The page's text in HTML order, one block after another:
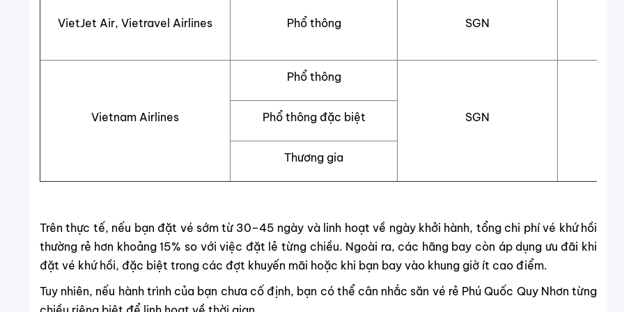
VietJet Air, Vietravel Airlines Phổ thông SGN
Vietnam Airlines
Phổ thông
SGN
Phổ thông đặc biệt
Thương gia
Trên thực tế, nếu bạn đặt vé sớm từ 30–45 ngày và linh hoạt về ngày khởi hành, tổng chi phí vé khứ hồi
thường rẻ hơn khoảng 15% so với việc đặt lẻ từng chiều. Ngoài ra, các hãng bay còn áp dụng ưu đãi khi
đặt vé khứ hồi, đặc biệt trong các đợt khuyến mãi hoặc khi bạn bay vào khung giờ ít cao điểm.
Tuy nhiên, nếu hành trình của bạn chưa cố định, bạn có thể cân nhắc săn vé rẻ Phú Quốc Quy Nhơn từng